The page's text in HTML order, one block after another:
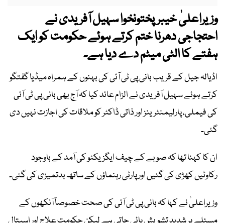
وزیراعلیٰ خیبرپختونخوا سہیل آفریدی نے
احتجاجی دھرنا ختم کرتے ہوئے حکومت کو ایک
ہفتے کا الٹی میٹم دے دیا ہے۔
اڈیالہ جیل کے قریب بانی پی ٹی آئی کی بہنوں کے ہمراہ میڈیا گفتگو
کرتے ہوئے سہیل آفریدی نے الزام عائد کیا کہ آج بھی بانی پی ٹی آئی
کی فیملی، پارلیمنٹرینز اور ذاتی ڈاکٹر کو ملاقات کی اجازت نہیں دی
گئی۔
ان کا کہنا تھا کہ صوبے کے چیف ایگزیکٹو کی آمد کے باوجود
رکاوٹیں کھڑی کی گئیں اور پارٹی رہنماؤں کے ساتھ بدتمیزی کی گئی۔
وزیراعلیٰ نے کہا کہ بانی پی ٹی آئی کی صحت خصوصاً آنکھوں کے